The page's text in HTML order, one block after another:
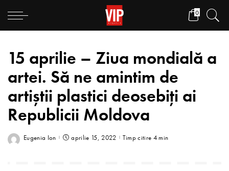
0
15 aprilie – Ziua mondială a
artei. Să ne amintim de
artiștii plastici deosebiți ai
Republicii Moldova
Eugenia Ion aprilie 15, 2022 Timp citire 4 min